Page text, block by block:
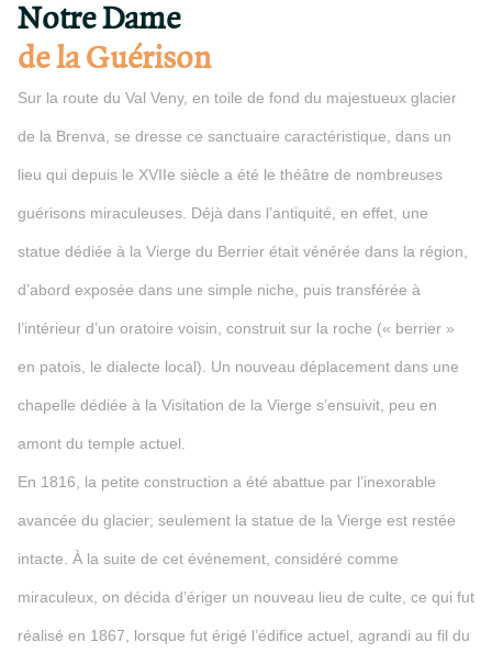
Notre Dame
de la Guérison
Sur la route du Val Veny, en toile de fond du majestueux glacier
de la Brenva, se dresse ce sanctuaire caractéristique, dans un
lieu qui depuis le XVIIe siècle a été le théâtre de nombreuses
guérisons miraculeuses. Déjà dans l’antiquité, en effet, une
statue dédiée à la Vierge du Berrier était vénérée dans la région,
d’abord exposée dans une simple niche, puis transférée à
l’intérieur d’un oratoire voisin, construit sur la roche (« berrier »
en patois, le dialecte local). Un nouveau déplacement dans une
chapelle dédiée à la Visitation de la Vierge s’ensuivit, peu en
amont du temple actuel.
En 1816, la petite construction a été abattue par l’inexorable
avancée du glacier; seulement la statue de la Vierge est restée
intacte. À la suite de cet événement, considéré comme
miraculeux, on décida d’ériger un nouveau lieu de culte, ce qui fut
réalisé en 1867, lorsque fut érigé l’édifice actuel, agrandi au fil du